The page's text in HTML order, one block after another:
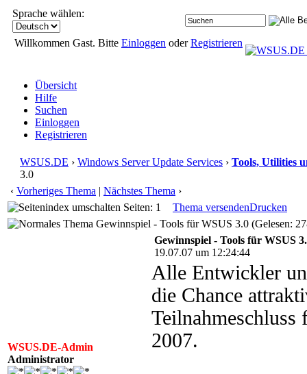
Sprache wählen:
Willkommen Gast. Bitte Einloggen oderRegistrieren
Übersicht
Hilfe
Suchen
Einloggen
Registrieren
WSUS.DE › Windows Server Update Services › Tools, Utilities
3.0
‹ Vorheriges Thema | Nächstes Thema ›
Seiten: 1
Thema versendenDrucken
Gewinnspiel - Tools für WSUS 3.0 (Gelesen:
WSUS.DE-Admin
Administrator
Gewinnspiel - Tools für WSUS
19.07.07 um 12:24:44
Alle Entwickler
die Chance
2007.